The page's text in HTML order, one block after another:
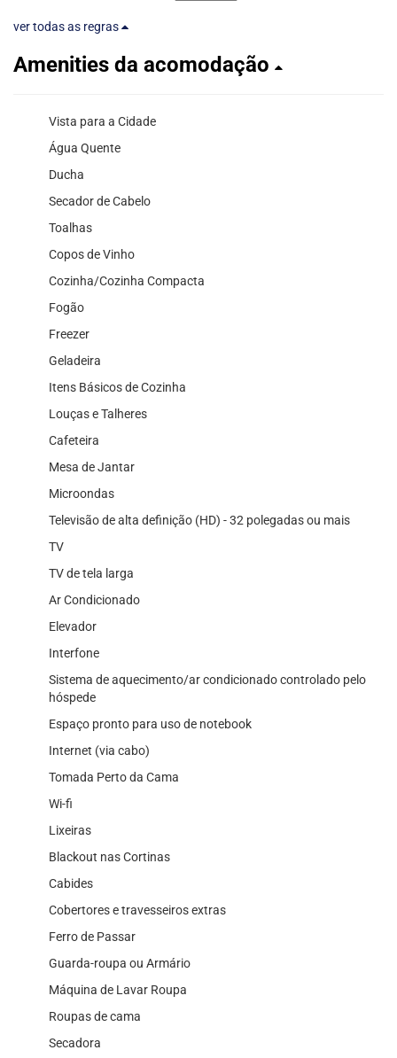
ver todas as regras
Amenities da acomodação
Vista para a Cidade
Água Quente
Ducha
Secador de Cabelo
Toalhas
Copos de Vinho
Cozinha/Cozinha Compacta
Fogão
Freezer
Geladeira
Itens Básicos de Cozinha
Louças e Talheres
Cafeteira
Mesa de Jantar
Microondas
Televisão de alta definição (HD) - 32 polegadas ou mais
TV
TV de tela larga
Ar Condicionado
Elevador
Interfone
Sistema de aquecimento/ar condicionado controlado pelo
hóspede
Espaço pronto para uso de notebook
Internet (via cabo)
Tomada Perto da Cama
Wi-fi
Lixeiras
Blackout nas Cortinas
Cabides
Cobertores e travesseiros extras
Ferro de Passar
Guarda-roupa ou Armário
Máquina de Lavar Roupa
Roupas de cama
Secadora